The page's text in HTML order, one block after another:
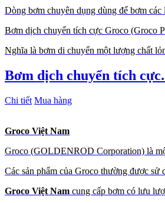
Dòng bơm chuyên dụng dùng để bơm
Bơm dịch chuyển tích cực Groco (Groco
Nghĩa là bơm di chuyển một lượng chất
Bơm dịch chuyển tích
Chi tiết Mua hàng
Groco Việt Nam
Groco (GOLDENROD Corporation) là
Các sản phẩm của Groco thường được
Groco Việt Nam cung cấp bơm có lưu